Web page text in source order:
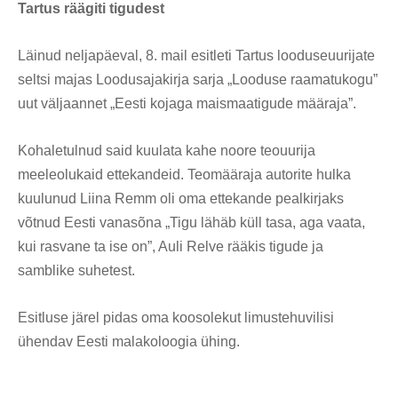
Tartus räägiti tigudest
Läinud neljapäeval, 8. mail esitleti Tartus looduseuurijate
seltsi majas Loodusajakirja sarja „Looduse raamatukogu”
uut väljaannet „Eesti kojaga maismaatigude määraja”.
Kohaletulnud said kuulata kahe noore teouurija
meeleolukaid ettekandeid. Teomääraja autorite hulka
kuulunud Liina Remm oli oma ettekande pealkirjaks
võtnud Eesti vanasõna „Tigu lähäb küll tasa, aga vaata,
kui rasvane ta ise on”, Auli Relve rääkis tigude ja
samblike suhetest.
Esitluse järel pidas oma koosolekut limustehuvilisi
ühendav Eesti malakoloogia ühing.